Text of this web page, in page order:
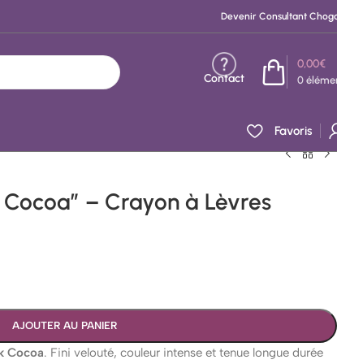
Devenir Consultant
Contact 0
0,00€
Favoris
– Crayon à Lèvres
AJOUTER AU PANIER
Cocoa. Fini velouté, couleur intense et tenue longue durée